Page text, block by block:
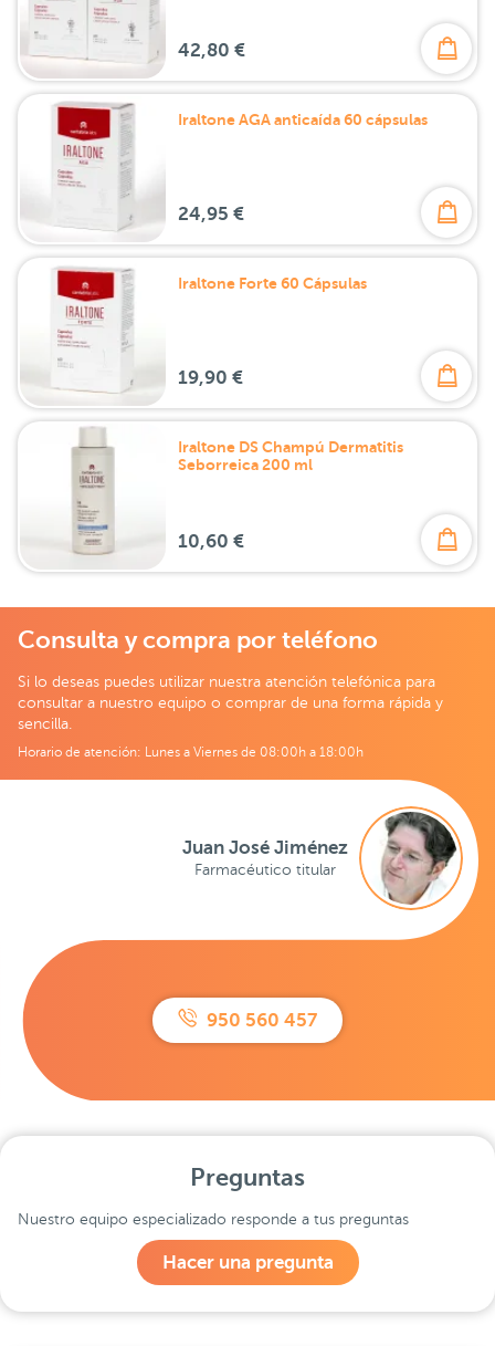
42,80 €
Iraltone AGA anticaída 60 cápsulas
24,95 €
Iraltone Forte 60 Cápsulas
19,90 €
Iraltone DS Champú Dermatitis
Seborreica 200 ml
10,60 €
Consulta y compra por teléfono
Si lo deseas puedes utilizar nuestra atención telefónica para
consultar a nuestro equipo o comprar de una forma rápida y
sencilla.
Horario de atención: Lunes a Viernes de 08:00h a 18:00h
950 560 457
Juan José Jiménez
Farmacéutico titular
Preguntas
Nuestro equipo especializado responde a tus preguntas
Hacer una pregunta